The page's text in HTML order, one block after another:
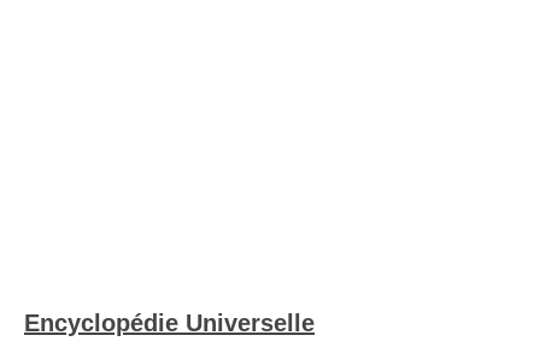
Encyclopédie Universelle